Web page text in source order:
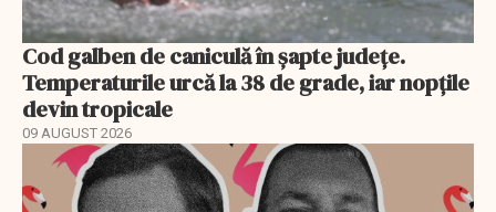
Cod galben de caniculă în șapte județe.
Temperaturile urcă la 38 de grade, iar nopțile
devin tropicale
09 AUGUST 2026